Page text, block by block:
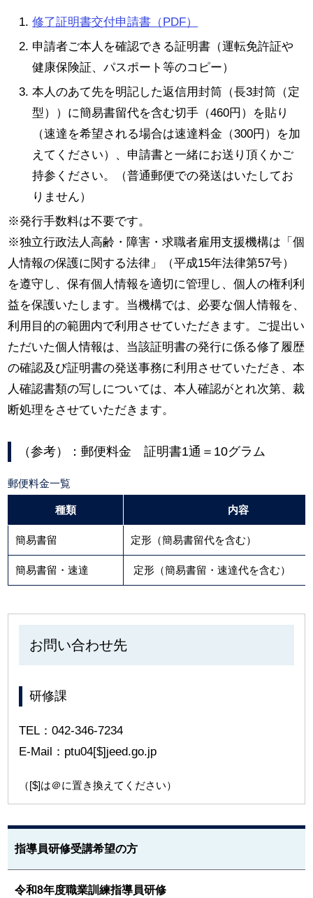
修了証明書交付申請書（PDF）
申請者ご本人を確認できる証明書（運転免許証や
健康保険証、パスポート等のコピー）
本人のあて先を明記した返信用封筒（長3封筒（定
型））に簡易書留代を含む切手（460円）を貼り
（速達を希望される場合は速達料金（300円）を加
えてください）、申請書と一緒にお送り頂くかご
持参ください。（普通郵便での発送はいたしてお
りません）
※発行手数料は不要です。
※独立行政法人高齢・障害・求職者雇用支援機構は「個
人情報の保護に関する法律」（平成15年法律第57号）
を遵守し、保有個人情報を適切に管理し、個人の権利利
益を保護いたします。当機構では、必要な個人情報を、
利用目的の範囲内で利用させていただきます。ご提出い
ただいた個人情報は、当該証明書の発行に係る修了履歴
の確認及び証明書の発送事務に利用させていただき、本
人確認書類の写しについては、本人確認がとれ次第、裁
断処理をさせていただきます。
（参考）：郵便料金 証明書1通＝10グラム
郵便料金一覧
種類 内容
簡易書留 定形（簡易書留代を含む）
簡易書留・速達 定形（簡易書留・速達代を含む）
お問い合わせ先
研修課
TEL：042-346-7234
E-Mail：ptu04[$]jeed.go.jp
（[$]は＠に置き換えてください）
指導員研修受講希望の方
令和8年度職業訓練指導員研修